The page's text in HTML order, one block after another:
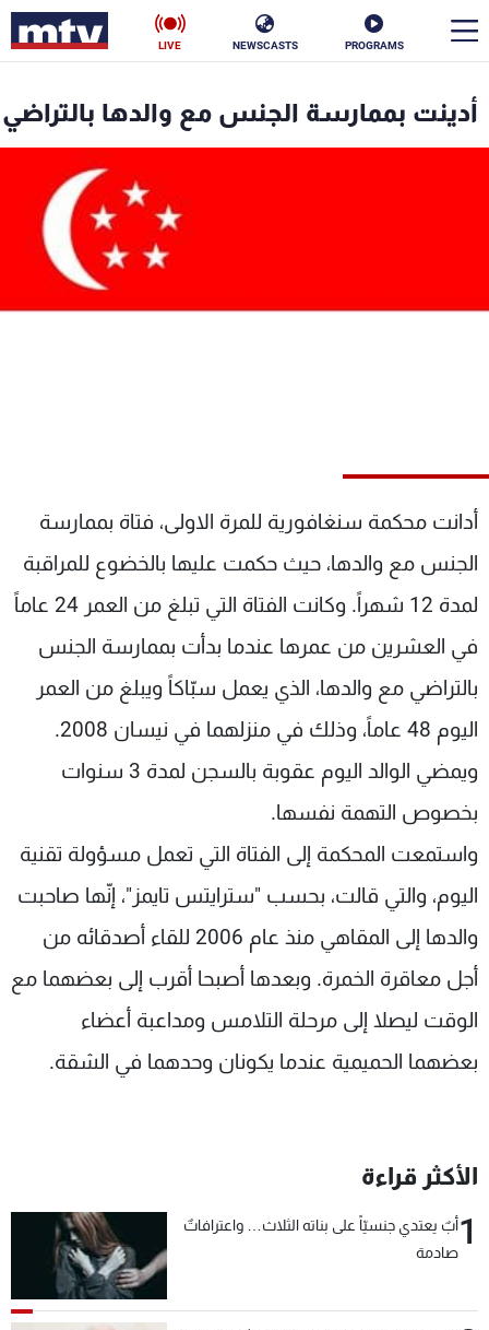
PROGRAMS
NEWSCASTS
LIVE
أدينت بممارسة الجنس مع والدها بالتراضي
أدانت محكمة سنغافورية للمرة الاولى، فتاة بممارسة
الجنس مع والدها، حيث حكمت عليها بالخضوع للمراقبة
لمدة 12 شهراً. وكانت الفتاة التي تبلغ من العمر 24 عاماً
في العشرين من عمرها عندما بدأت بممارسة الجنس
بالتراضي مع والدها، الذي يعمل سبّاكاً ويبلغ من العمر
اليوم 48 عاماً، وذلك في منزلهما في نيسان 2008.
ويمضي الوالد اليوم عقوبة بالسجن لمدة 3 سنوات
بخصوص التهمة نفسها.
واستمعت المحكمة إلى الفتاة التي تعمل مسؤولة تقنية
اليوم، والتي قالت، بحسب "سترايتس تايمز"، إنّها صاحبت
والدها إلى المقاهي منذ عام 2006 للقاء أصدقائه من
أجل معاقرة الخمرة. وبعدها أصبحا أقرب إلى بعضهما مع
الوقت ليصلا إلى مرحلة التلامس ومداعبة أعضاء
بعضهما الحميمية عندما يكونان وحدهما في الشقة.
الأكثر قراءة
1أبٌ يعتدي جنسيّاً على بناته الثلاث… واعترافاتٌ
صادمة
en
جدول البرامج
شاهد البرامج
عن MTV
الإنـتـاج
لاعلاناتكم
وظائف
تواصل معنا
شروط الإسـتخدام
سياسة الخصوصية